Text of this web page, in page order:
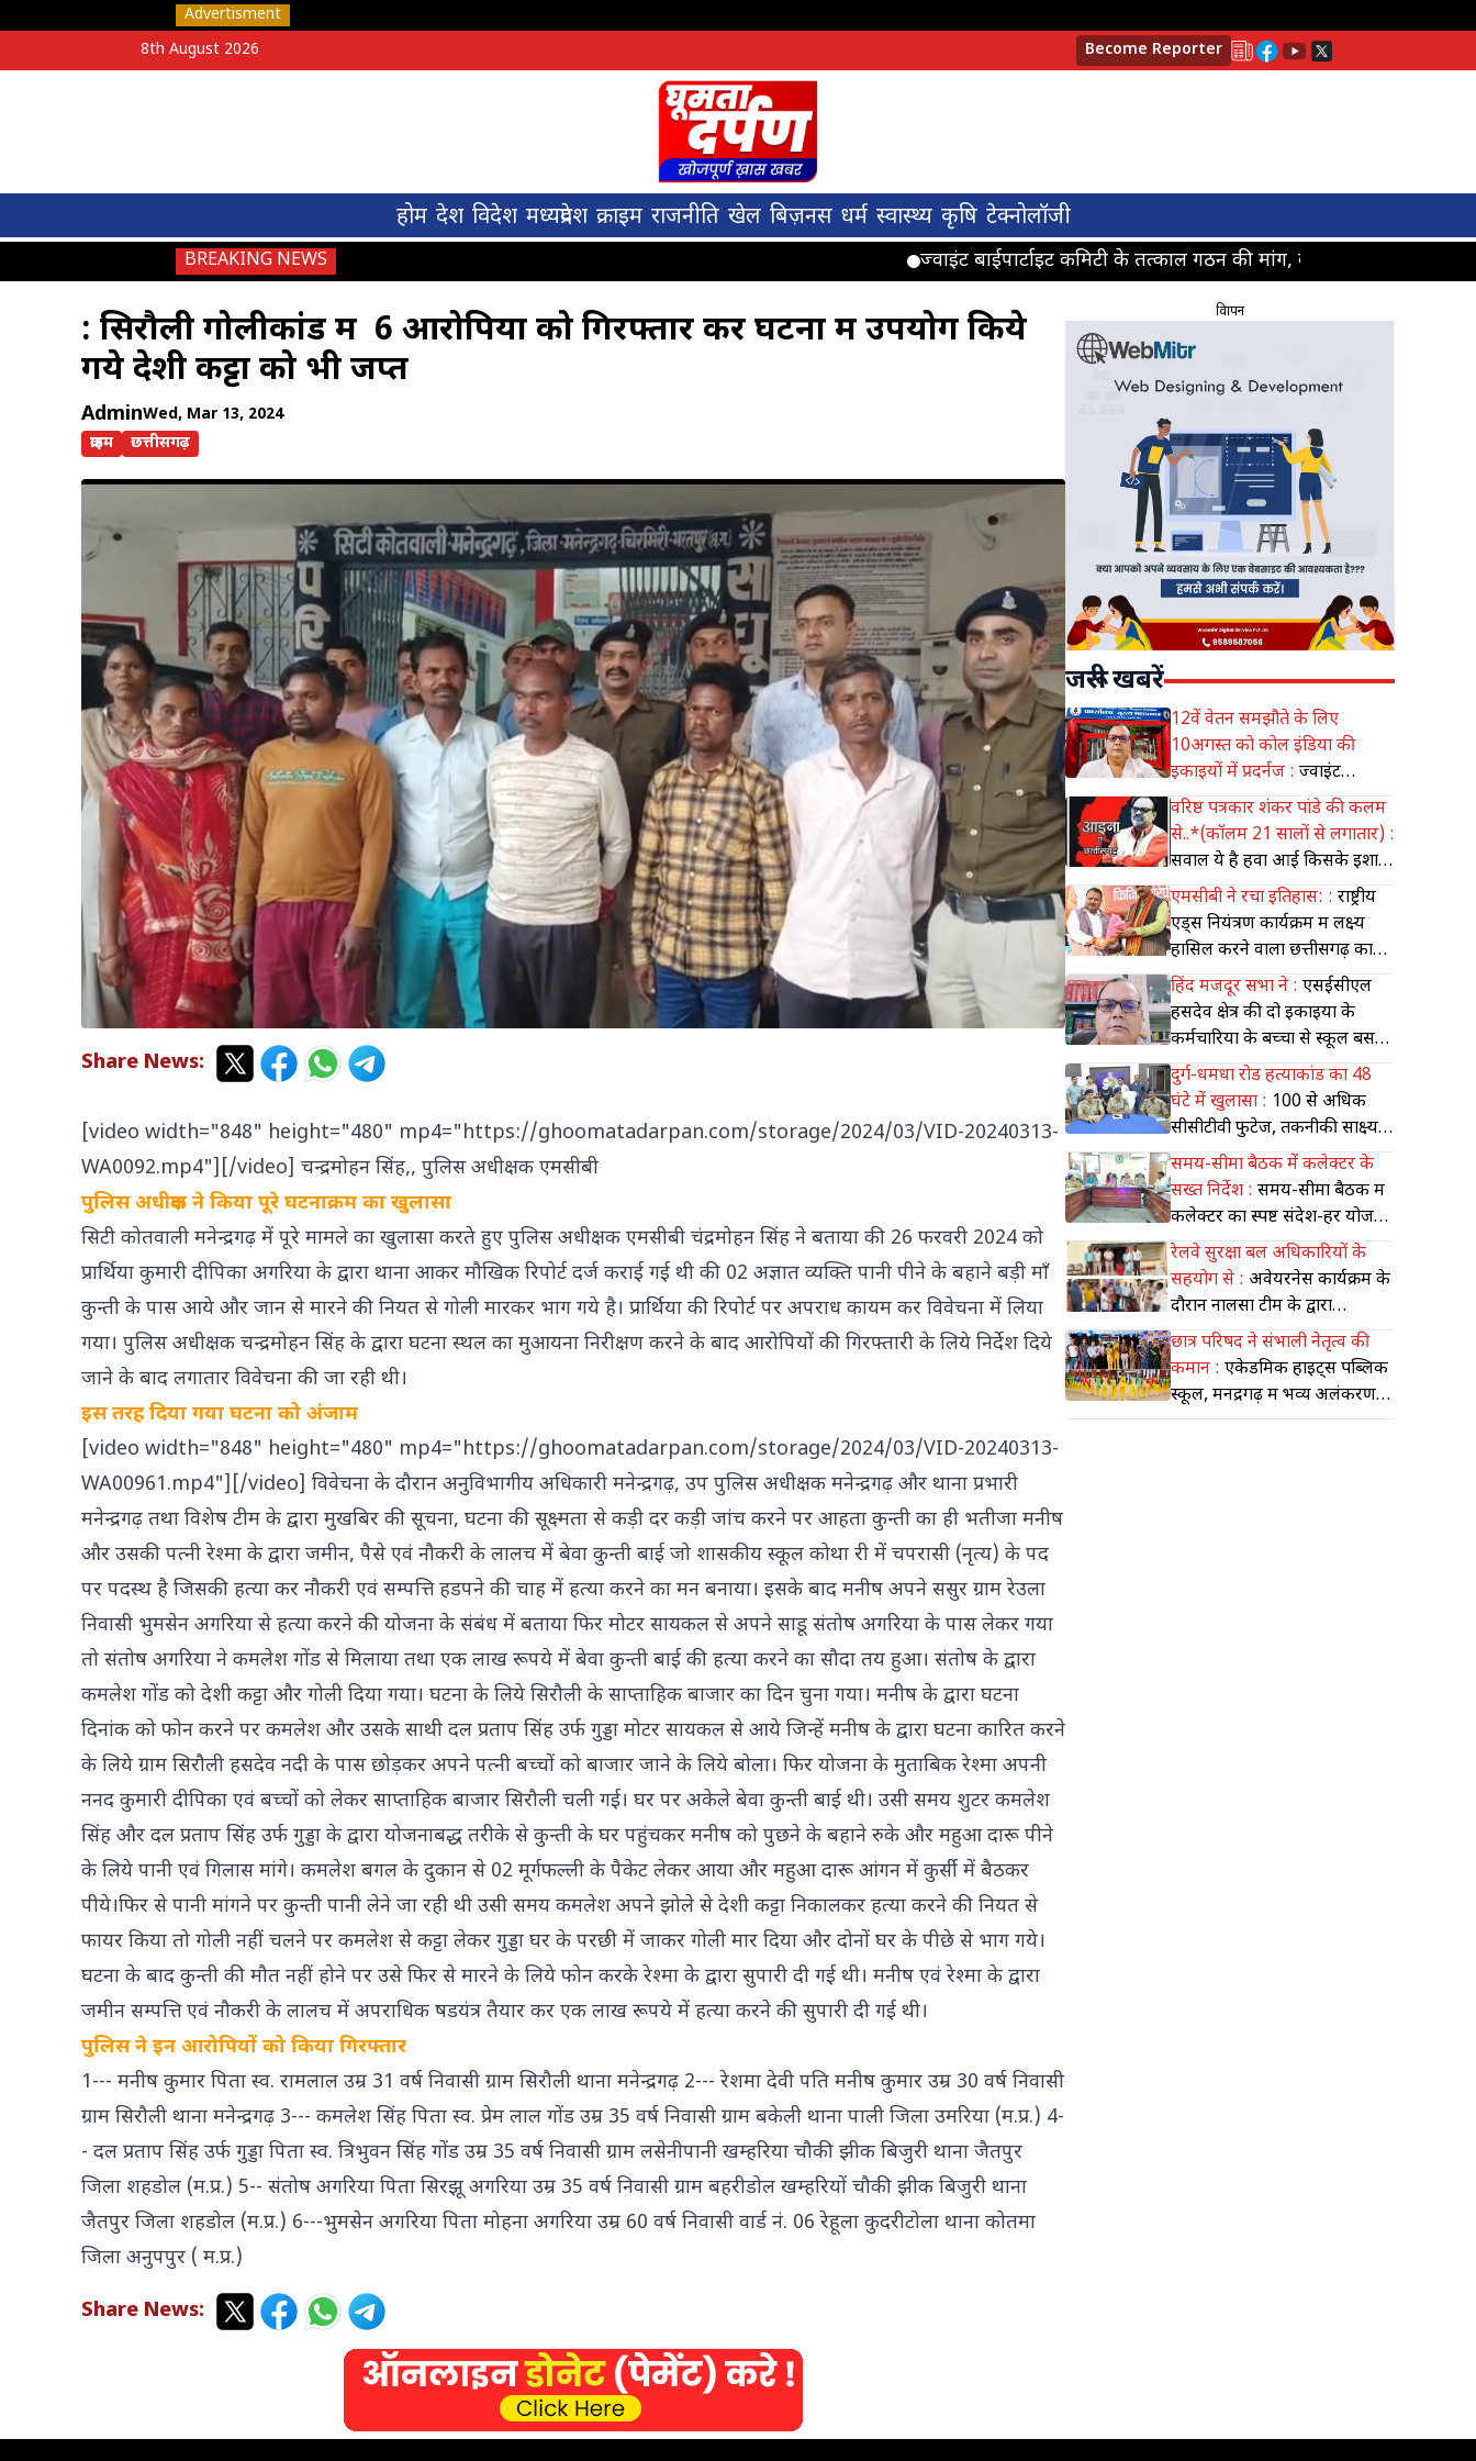
Advertisment
8th August 2026
Become Reporter
होम देश विदेश मध्यप्रदेश क्राइम राजनीति खेल बिज़नस धर्म स्वास्थ्य कृषि टेक्नोलॉजी
BREAKING NEWS ज्वाइंट बाईपार्टाइट कमिटी के तत्काल गठन की मांग, कोयला मजदूर पंचायत ने
: सिरौली गोलीकांड में 6 आरोपियों को गिरफ्तार कर घटना में उपयोग किये
गये देशी कट्टा को भी जप्त
AdminWed, Mar 13, 2024
क्राइम
छत्तीसगढ़
Share News:
[video width="848" height="480" mp4="https://ghoomatadarpan.com/storage/2024/03/VID-20240313-
WA0092.mp4"][/video] चन्द्रमोहन सिंह,, पुलिस अधीक्षक एमसीबी
पुलिस अधीक्षक ने किया पूरे घटनाक्रम का खुलासा
सिटी कोतवाली मनेन्द्रगढ़ में पूरे मामले का खुलासा करते हुए पुलिस अधीक्षक एमसीबी चंद्रमोहन सिंह ने बताया की 26 फरवरी 2024 को
प्रार्थिया कुमारी दीपिका अगरिया के द्वारा थाना आकर मौखिक रिपोर्ट दर्ज कराई गई थी की 02 अज्ञात व्यक्ति पानी पीने के बहाने बड़ी माँ
कुन्ती के पास आये और जान से मारने की नियत से गोली मारकर भाग गये है। प्रार्थिया की रिपोर्ट पर अपराध कायम कर विवेचना में लिया
गया। पुलिस अधीक्षक चन्द्रमोहन सिंह के द्वारा घटना स्थल का मुआयना निरीक्षण करने के बाद आरोपियों की गिरफ्तारी के लिये निर्देश दिये
जाने के बाद लगातार विवेचना की जा रही थी।
इस तरह दिया गया घटना को अंजाम
[video width="848" height="480" mp4="https://ghoomatadarpan.com/storage/2024/03/VID-20240313-
WA00961.mp4"][/video] विवेचना के दौरान अनुविभागीय अधिकारी मनेन्द्रगढ़, उप पुलिस अधीक्षक मनेन्द्रगढ़ और थाना प्रभारी
मनेन्द्रगढ़ तथा विशेष टीम के द्वारा मुखबिर की सूचना, घटना की सूक्ष्मता से कड़ी दर कड़ी जांच करने पर आहता कुन्ती का ही भतीजा मनीष
और उसकी पत्नी रेश्मा के द्वारा जमीन, पैसे एवं नौकरी के लालच में बेवा कुन्ती बाई जो शासकीय स्कूल कोथा री में चपरासी (नृत्य) के पद
पर पदस्थ है जिसकी हत्या कर नौकरी एवं सम्पत्ति हडपने की चाह में हत्या करने का मन बनाया। इसके बाद मनीष अपने ससुर ग्राम रेउला
निवासी भुमसेन अगरिया से हत्या करने की योजना के संबंध में बताया फिर मोटर सायकल से अपने साडू संतोष अगरिया के पास लेकर गया
तो संतोष अगरिया ने कमलेश गोंड से मिलाया तथा एक लाख रूपये में बेवा कुन्ती बाई की हत्या करने का सौदा तय हुआ। संतोष के द्वारा
कमलेश गोंड को देशी कट्टा और गोली दिया गया। घटना के लिये सिरौली के साप्ताहिक बाजार का दिन चुना गया। मनीष के द्वारा घटना
दिनांक को फोन करने पर कमलेश और उसके साथी दल प्रताप सिंह उर्फ गुड्डा मोटर सायकल से आये जिन्हें मनीष के द्वारा घटना कारित करने
के लिये ग्राम सिरौली हसदेव नदी के पास छोड़कर अपने पत्नी बच्चों को बाजार जाने के लिये बोला। फिर योजना के मुताबिक रेश्मा अपनी
ननद कुमारी दीपिका एवं बच्चों को लेकर साप्ताहिक बाजार सिरौली चली गई। घर पर अकेले बेवा कुन्ती बाई थी। उसी समय शुटर कमलेश
सिंह और दल प्रताप सिंह उर्फ गुड्डा के द्वारा योजनाबद्ध तरीके से कुन्ती के घर पहुंचकर मनीष को पुछने के बहाने रुके और महुआ दारू पीने
के लिये पानी एवं गिलास मांगे। कमलेश बगल के दुकान से 02 मूर्गफल्ली के पैकेट लेकर आया और महुआ दारू आंगन में कुर्सी में बैठकर
पीये।फिर से पानी मांगने पर कुन्ती पानी लेने जा रही थी उसी समय कमलेश अपने झोले से देशी कट्टा निकालकर हत्या करने की नियत से
फायर किया तो गोली नहीं चलने पर कमलेश से कट्टा लेकर गुड्डा घर के परछी में जाकर गोली मार दिया और दोनों घर के पीछे से भाग गये।
घटना के बाद कुन्ती की मौत नहीं होने पर उसे फिर से मारने के लिये फोन करके रेश्मा के द्वारा सुपारी दी गई थी। मनीष एवं रेश्मा के द्वारा
जमीन सम्पत्ति एवं नौकरी के लालच में अपराधिक षडयंत्र तैयार कर एक लाख रूपये में हत्या करने की सुपारी दी गई थी।
पुलिस ने इन आरोपियों को किया गिरफ्तार
1--- मनीष कुमार पिता स्व. रामलाल उम्र 31 वर्ष निवासी ग्राम सिरौली थाना मनेन्द्रगढ़ 2--- रेशमा देवी पति मनीष कुमार उम्र 30 वर्ष निवासी
ग्राम सिरौली थाना मनेन्द्रगढ़ 3--- कमलेश सिंह पिता स्व. प्रेम लाल गोंड उम्र 35 वर्ष निवासी ग्राम बकेली थाना पाली जिला उमरिया (म.प्र.) 4-
- दल प्रताप सिंह उर्फ गुड्डा पिता स्व. त्रिभुवन सिंह गोंड उम्र 35 वर्ष निवासी ग्राम लसेनीपानी खम्हरिया चौकी झीक बिजुरी थाना जैतपुर
जिला शहडोल (म.प्र.) 5-- संतोष अगरिया पिता सिरझू अगरिया उम्र 35 वर्ष निवासी ग्राम बहरीडोल खम्हरियों चौकी झीक बिजुरी थाना
जैतपुर जिला शहडोल (म.प्र.) 6---भुमसेन अगरिया पिता मोहना अगरिया उम्र 60 वर्ष निवासी वार्ड नं. 06 रेहूला कुदरीटोला थाना कोतमा
जिला अनुपपुर ( म.प्र.)
Share News:
विज्ञापन
जरूरी खबरें
12वें वेतन समझौते के लिए
10अगस्त को कोल इंडिया की
इकाइयों में प्रदर्नज : ज्वाइंट
बाईपार्टाइट कमिटी के तत्काल गठन
की मांग, कोयला मजदूर पंचायत ने
किया आंदोलन का आह्वान
वरिष्ठ पत्रकार शंकर पांडे की कलम
से..*(कॉलम 21 सालों से लगातार) :
सवाल ये है हवा आई किसके इशारे
पर.... चराग़ किस के बुझे ये सवाल
थोड़े ही है....
एमसीबी ने रचा इतिहास: : राष्ट्रीय
एड्स नियंत्रण कार्यक्रम में लक्ष्य
हासिल करने वाला छत्तीसगढ़ का
पहला जिला बना
हिंद मजदूर सभा ने : एसईसीएल
हसदेव क्षेत्र की दो इकाइयों के
कर्मचारियों के बच्चों से स्कूल बस
सुविधा क्यों छीनी गई-अख्तर जावेद
उस्मानी
दुर्ग-धमधा रोड हत्याकांड का 48
घंटे में खुलासा : 100 से अधिक
सीसीटीवी फुटेज, तकनीकी साक्ष्य
और मुखबिर सूचना के आधार पर
पुलिस ने सुलझाई ब्लाइंड मर्डर व
लूट की गुत्थी
समय-सीमा बैठक में कलेक्टर के
सख्त निर्देश : समय-सीमा बैठक में
कलेक्टर का स्पष्ट संदेश-हर योजना
का लाभ समय पर पहुंचे, हर
शिकायत का हो त्वरित समाधान
रेलवे सुरक्षा बल अधिकारियों के
सहयोग से : अवेयरनेस कार्यक्रम के
दौरान नालसा टीम के द्वारा
नाबालिक को भेजा गया सी डब्लू सी
छात्र परिषद ने संभाली नेतृत्व की
कमान : एकेडमिक हाइट्स पब्लिक
स्कूल, मनेंद्रगढ़ में भव्य अलंकरण
(इन्वेस्टीचर) समारोह संपन्न